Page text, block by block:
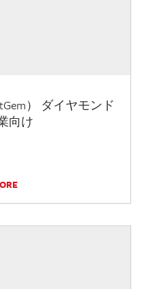
） ダイヤモンド
向け